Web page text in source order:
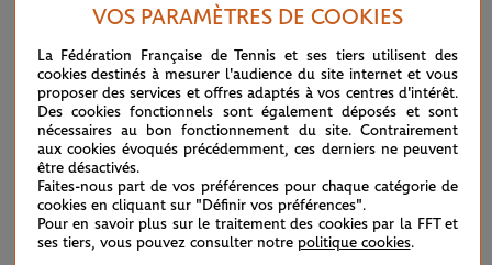
©Corinne Dubreuil / FFT
LES ESPOIRS DE L’AMÉRIQUE
Si la rencontre n’a pas pris la tournure qu’il espérait, Taylor
Fritz à tenu a retenir le positif de cette quinzaine à la
maison. Lui qui n’avait encore jamais dépassé les quarts de
VOS PARAMÈTRES DE COOKIES
La Fédération Française de Tennis et ses tiers utilisent des
cookies destinés à mesurer l'audience du site internet et vous
proposer des services et offres adaptés à vos centres d'intérêt.
Des cookies fonctionnels sont également déposés et sont
nécessaires au bon fonctionnement du site. Contrairement
aux cookies évoqués précédemment, ces derniers ne peuvent
être désactivés.
Faites-nous part de vos préférences pour chaque catégorie de
cookies en cliquant sur "Définir vos préférences".
Pour en savoir plus sur le traitement des cookies par la FFT et
ses tiers, vous pouvez consulter notre politique cookies.